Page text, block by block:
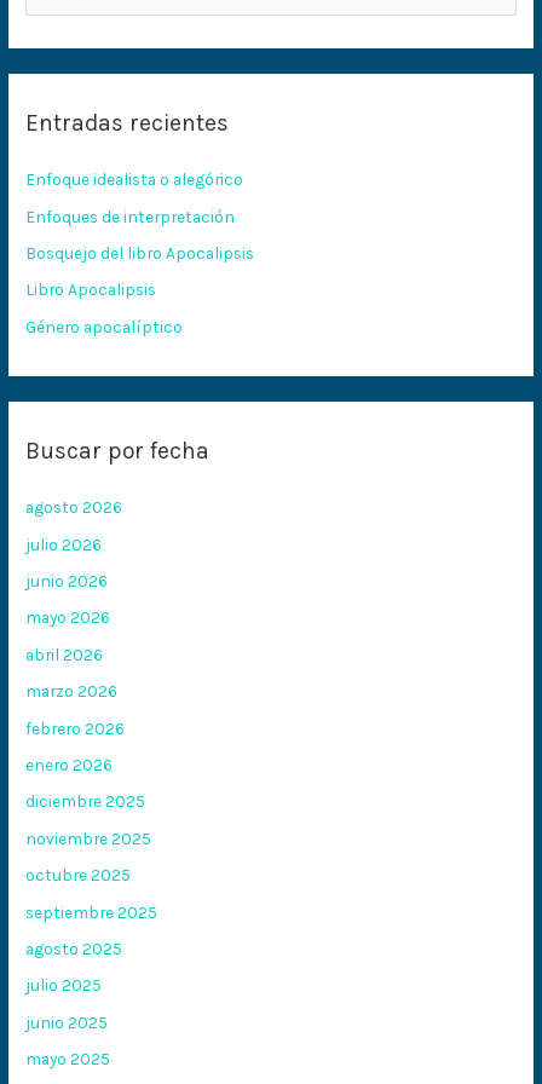
a
p
o
r
:
Entradas recientes
Enfoque idealista o alegórico
Enfoques de interpretación
Bosquejo del libro Apocalipsis
Libro Apocalipsis
Género apocalíptico
Buscar por fecha
agosto 2026
julio 2026
junio 2026
mayo 2026
abril 2026
marzo 2026
febrero 2026
enero 2026
diciembre 2025
noviembre 2025
octubre 2025
septiembre 2025
agosto 2025
julio 2025
junio 2025
mayo 2025